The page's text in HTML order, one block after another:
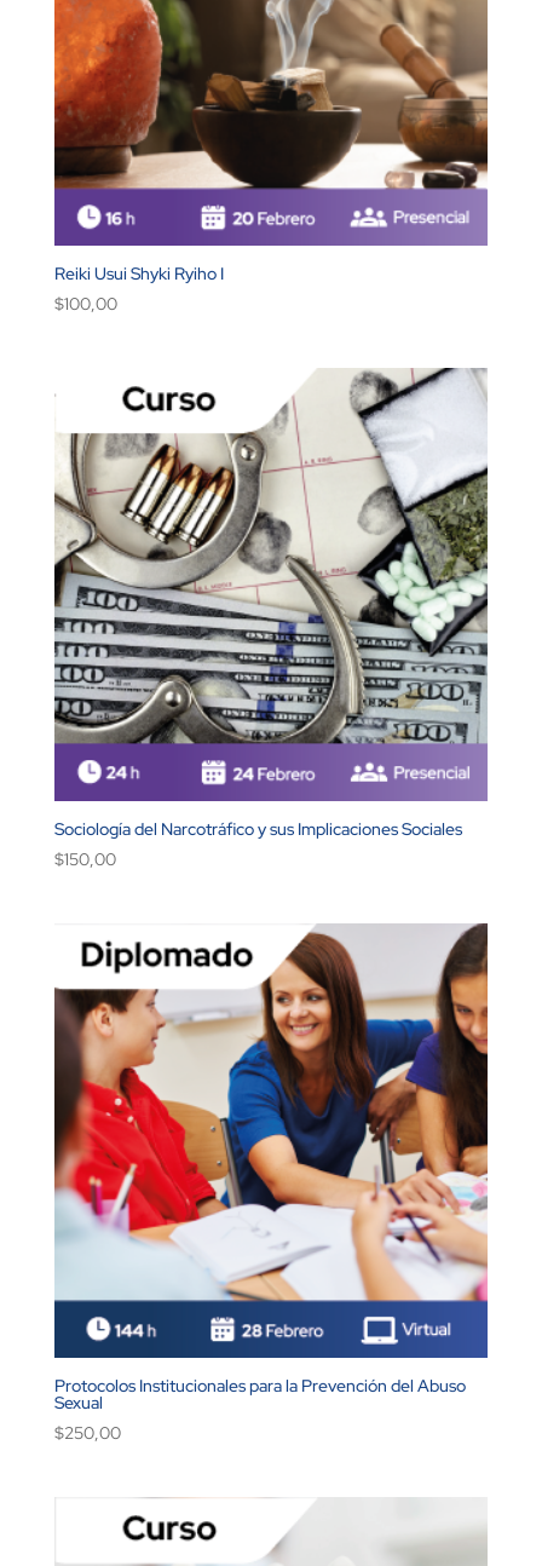
Reiki Usui Shyki Ryiho I
$100,00
Sociología del Narcotráfico y sus Implicaciones Sociales
$150,00
Protocolos Institucionales para la Prevención del Abuso
Sexual
$250,00